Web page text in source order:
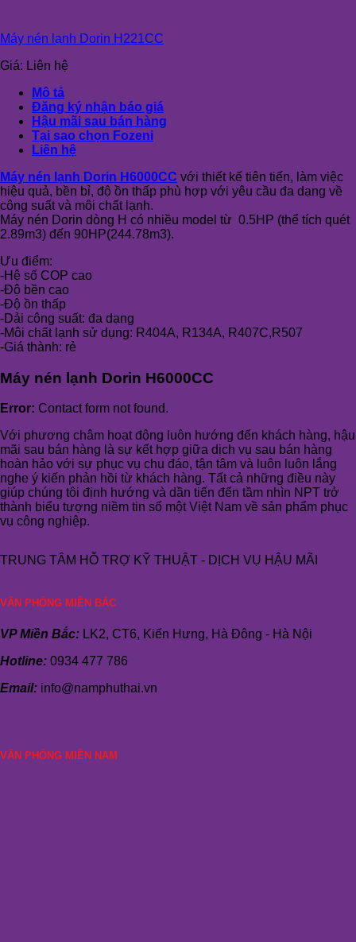
Máy nén lạnh Dorin H221CC
Giá: Liên hệ
Mô tả
Đăng ký nhận báo giá
Hậu mãi sau bán hàng
Tại sao chọn Fozeni
Liên hệ
Máy nén lạnh Dorin H6000CC với thiết kế tiên tiến, làm việc
hiệu quả, bền bỉ, độ ồn thấp phù hợp với yêu cầu đa dạng về
công suất và môi chất lạnh.
Máy nén Dorin dòng H có nhiều model từ 0.5HP (thể tích quét
2.89m3) đến 90HP(244.78m3).
Ưu điểm:
-Hệ số COP cao
-Độ bền cao
-Độ ồn thấp
-Dải công suất: đa dạng
-Môi chất lạnh sử dụng: R404A, R134A, R407C,R507
-Giá thành: rẻ
Máy nén lạnh Dorin H6000CC
Error: Contact form not found.
Với phương châm hoạt động luôn hướng đến khách hàng, hậu
mãi sau bán hàng là sự kết hợp giữa dịch vụ sau bán hàng
hoàn hảo với sự phục vụ chu đáo, tận tâm và luôn luôn lắng
nghe ý kiến phản hồi từ khách hàng. Tất cả những điều này
giúp chúng tôi định hướng và dần tiến đến tầm nhìn NPT trở
thành biểu tượng niềm tin số một Việt Nam về sản phẩm phục
vụ công nghiệp.
TRUNG TÂM HỖ TRỢ KỸ THUẬT - DỊCH VỤ HẬU MÃI
VĂN PHÒNG MIỀN BẮC
VP Miền Bắc: LK2, CT6, Kiến Hưng, Hà Đông - Hà Nội
Hotline: 0934 477 786
Email: info@namphuthai.vn
VĂN PHÒNG MIỀN NAM